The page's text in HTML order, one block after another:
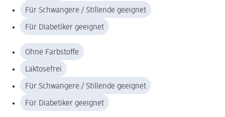
Für Schwangere / Stillende geeignet
Für Diabetiker geeignet
Ohne Farbstoffe
Laktosefrei
Für Schwangere / Stillende geeignet
Für Diabetiker geeignet